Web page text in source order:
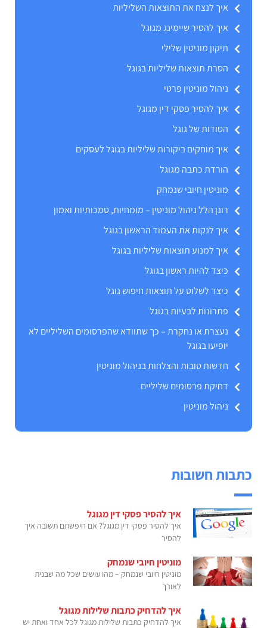
איך לנצח את התוצאות השליליות
איך להסיר שיימינג מגוגל
תיקון מוניטין שלילי
הסרת תוצאות שליליות בגוגל
ניהול מוניטין פרטי
איך להסיר פסקי דין מגוגל
הסודות של גוגל
איך מוחקים ביקורות שליליות בגוגל לעסקים
הורדת כתבה מגוגל
מוניטין חיובי שנמחק
רונן הלל ניהול מוניטין – מומחיות, סמכותיות ואמון
איך לנקות את העמוד הראשון בגוגל
איך למנוע תוצאות שליליות בגוגל
כיצד להיות ראשון בגוגל
כיצד לשלוט על תוצאות חיפוש גוגל
פתרונות לבעיות בגוגל
נעצרת או נחקרת – כך שתוודא שהפרסומים השליליים לא
יופיעו בגוגל
חדשות טובות והצלחות בניהול מוניטין
דחיקת פרסומים שליליים
ניהול מוניטין
כתבות חשובות
איך להסיר פסקי דין מגוגל
איך להסיר פסקי דין מגוגל? אם חיפשתם תשובה איך
להסיר
מוניטין חיובי שנמחק
מוניטין חיובי שנמחק – מהו עושים שכל מה שבנית
לאורך
איך להדחיק כתבות שלילות מגוגל
איך להדחיק כתבות שלילות מגוגל לכל אחד ואחת יש